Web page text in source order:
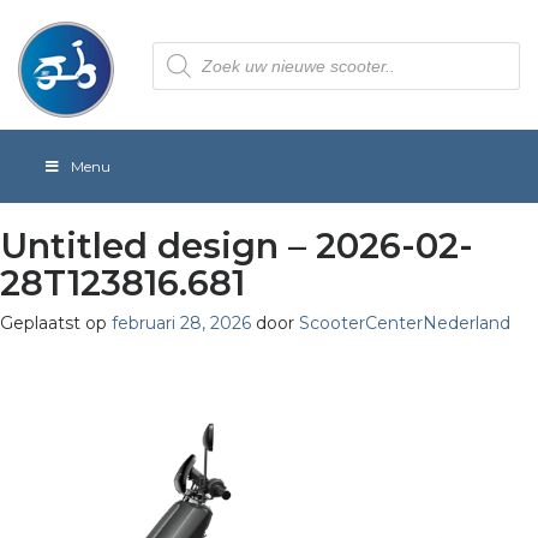
Producten
zoeken
Menu
Untitled design – 2026-02-
28T123816.681
Geplaatst op februari 28, 2026 door ScooterCenterNederland